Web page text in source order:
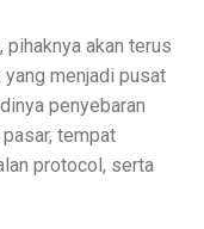
pihaknya akan terus
menjadi pusat
penyebaran
tempat
protocol, serta